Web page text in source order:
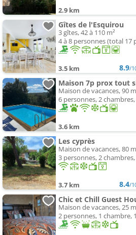
2.9 km
Gîtes de l'Esquirou
3 gîtes, 42 à 110 m²
4 à 8 personnes (total 17
3.5 km 8.9/
Maison 7p prox tout
Maison de vacances, 90
6 personnes, 2
3.6 km
Les cyprès
Maison de vacances, 80
3 personnes, 2
3.7 km 8.4/
Chic et Chill Guest
Maison de vacances, 25
2 personnes, 1 chambre,